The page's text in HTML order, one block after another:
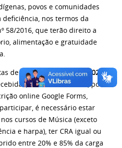
povos e comunidades
nos termos da
58/2016, que terão direito a
alimentação e gratuidade
de 01 a 12 de junho de 2026, a
EXCLUSIVAMENTE
, por
online Google Forms,
participar, é necessário estar
cursos de Música (exceto
e harpa), ter CRA igual ou
entre 20% e 85% da carga